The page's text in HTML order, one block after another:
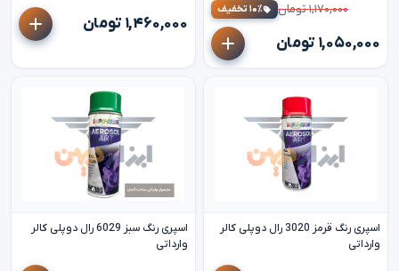
۱,۱۷۰,۰۰۰ تومان ۱۰٪ تخفیف
۱,۰۵۰,۰۰۰ تومان
۱,۴۶۰,۰۰۰ تومان
اسپری رنگ قرمز 3020 رال دوپلی کالر
وارداتی
اسپری رنگ سبز 6029 رال دوپلی کالر
وارداتی